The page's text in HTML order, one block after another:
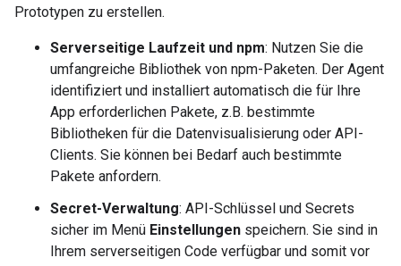
Prototypen zu erstellen.
Serverseitige Laufzeit und npm: Nutzen Sie die
umfangreiche Bibliothek von npm-Paketen. Der Agent
identifiziert und installiert automatisch die für Ihre
App erforderlichen Pakete, z.B. bestimmte
Bibliotheken für die Datenvisualisierung oder API-
Clients. Sie können bei Bedarf auch bestimmte
Pakete anfordern.
Secret-Verwaltung: API-Schlüssel und Secrets
sicher im Menü Einstellungen speichern. Sie sind in
Ihrem serverseitigen Code verfügbar und somit vor